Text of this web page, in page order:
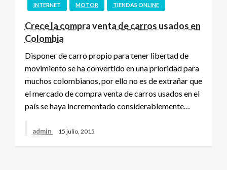
INTERNET MOTOR TIENDAS ONLINE
Crece la compra venta de carros usados en
Colombia
Disponer de carro propio para tener libertad de
movimiento se ha convertido en una prioridad para
muchos colombianos, por ello no es de extrañar que
el mercado de compra venta de carros usados en el
país se haya incrementado considerablemente…
admin 15 julio, 2015